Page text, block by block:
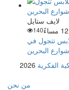
لايف ستايل
140
تتجول في
شوارع البحرين
2026
من نحن